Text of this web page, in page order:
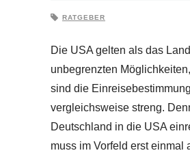
RATGEBER
Die USA gelten als das
unbegrenzten
sind die
vergleichsweise streng.
Deutschland in die USA
muss im Vorfeld erst einmal